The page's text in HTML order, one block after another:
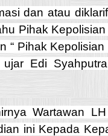
dan atau
Pihak
“ Pihak
Edi
Wartawan
ini Kepada